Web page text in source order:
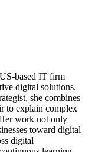
based IT firm
digital solutions.
she combines
to explain complex
work not only
toward digital
digital